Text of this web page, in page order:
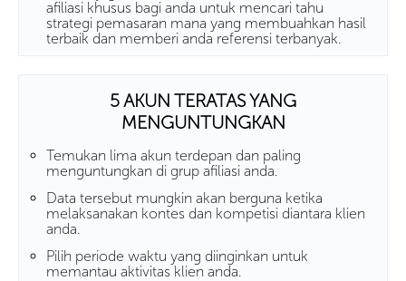
afiliasi khusus bagi anda untuk mencari tahu
strategi pemasaran mana yang membuahkan hasil
terbaik dan memberi anda referensi terbanyak.
5 AKUN TERATAS YANG
MENGUNTUNGKAN
Temukan lima akun terdepan dan paling
menguntungkan di grup afiliasi anda.
Data tersebut mungkin akan berguna ketika
melaksanakan kontes dan kompetisi diantara klien
anda.
Pilih periode waktu yang diinginkan untuk
memantau aktivitas klien anda.